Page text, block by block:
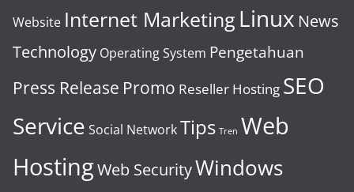
Website Internet Marketing Linux News
Technology Operating System Pengetahuan
Press Release Promo Reseller Hosting SEO
Service Social NetworkTips Tren Web
HostingWeb SecurityWindows